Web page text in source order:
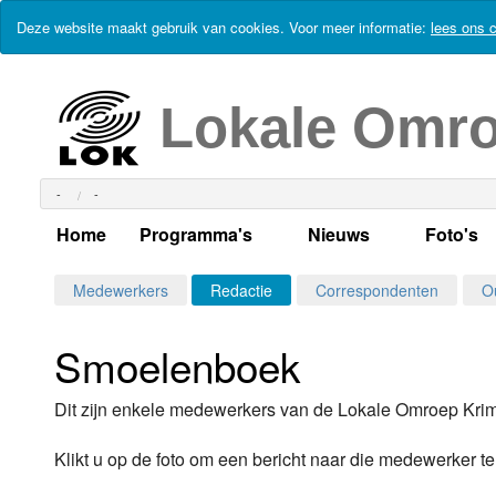
Deze website maakt gebruik van cookies. Voor meer informatie: lees ons
Lokale
- -
Home Programma's
Alle dagen
Per dag
Nieuws
Actueel Lokaal
Foto's
Medewerkers Redactie Correspondenten
Smoelenboek
Dit zijn enkele medewerkers van de Lokale Omroep
Klikt u op de foto om een bericht naar die medewerker